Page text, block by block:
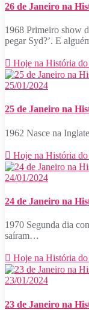
26 de Janeiro na
1968 Primeiro show
pegar Syd?’. E
Hoje na História
25/01/2024
25 de Janeiro na
1962 Nasce na
Hoje na História
24/01/2024
24 de Janeiro na
1970 Segunda dia
saíram…
Hoje na História
23/01/2024
23 de Janeiro na